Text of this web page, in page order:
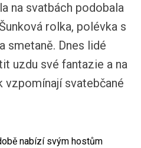
na svatbách podobala
rolka, polévka s
smetaně. Dnes lidé
uzdu své fantazie a na
vzpomínají svatebčané
nabízí svým hostům